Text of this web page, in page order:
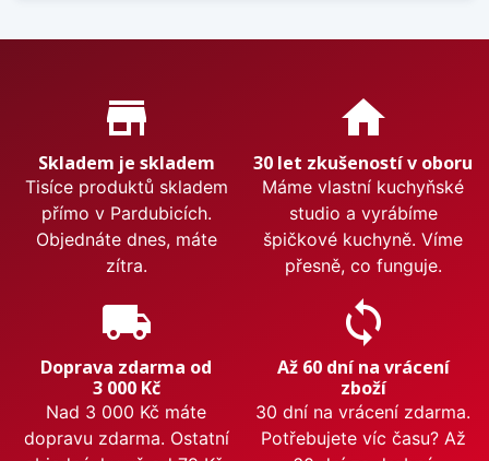
Proč nakupovat u nás?
store_mall_directory
Skladem je skladem
Tisíce produktů skladem
přímo v Pardubicích.
Objednáte dnes, máte
zítra.
home
30 let zkušeností v oboru
Máme vlastní kuchyňské
studio a vyrábíme
špičkové kuchyně. Víme
přesně, co funguje.
local_shipping
Doprava zdarma od
3 000 Kč
Nad 3 000 Kč máte
dopravu zdarma. Ostatní
sync
Až 60 dní na vrácení
zboží
30 dní na vrácení zdarma.
Potřebujete víc času? Až